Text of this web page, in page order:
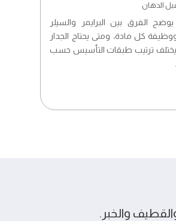
الدهان
الفرق بين البرايمر والسيلر
كل مادة، ومتى يحتاج الجدار
يختلف ترتيب طبقات التأسيس حسب
والخبر.